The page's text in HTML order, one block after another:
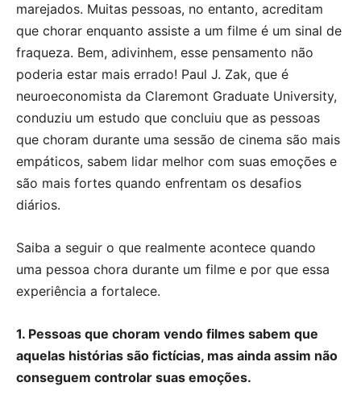
marejados. Muitas pessoas, no entanto, acreditam
que chorar enquanto assiste a um filme é um sinal de
fraqueza. Bem, adivinhem, esse pensamento não
poderia estar mais errado! Paul J. Zak, que é
neuroeconomista da Claremont Graduate University,
conduziu um estudo que concluiu que as pessoas
que choram durante uma sessão de cinema são mais
empáticos, sabem lidar melhor com suas emoções e
são mais fortes quando enfrentam os desafios
diários.
Saiba a seguir o que realmente acontece quando
uma pessoa chora durante um filme e por que essa
experiência a fortalece.
1. Pessoas que choram vendo filmes sabem que
aquelas histórias são fictícias, mas ainda assim não
conseguem controlar suas emoções.